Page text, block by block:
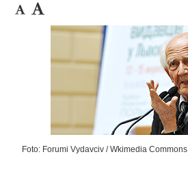
Foto: Forumi Vydavciv / Wkimedia Commons